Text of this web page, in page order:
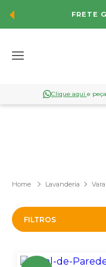
FRETE
Clique aqui e
Lavanderia
FILTROS